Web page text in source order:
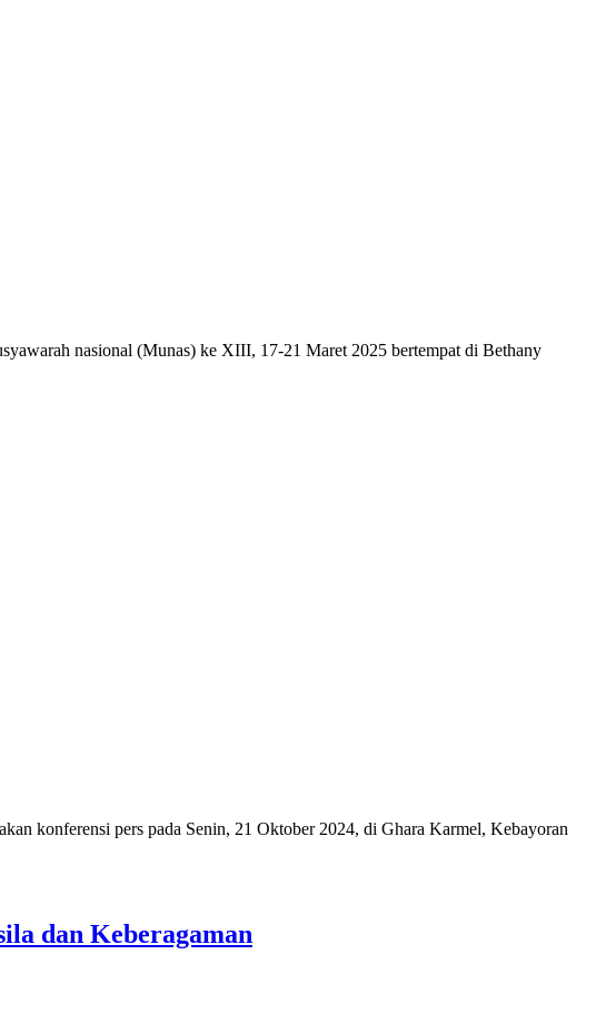
nasional (Munas) ke XIII, 17-21 Maret 2025 bertempat di Bethany
konferensi pers pada Senin, 21 Oktober 2024, di Ghara Karmel, Kebayoran
dan Keberagaman